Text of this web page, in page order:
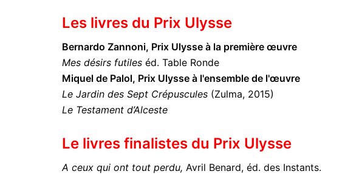
Les livres du Prix Ulysse
Bernardo Zannoni, Prix Ulysse à la première œuvre
Mes désirs futiles éd. Table Ronde
Miquel de Palol, Prix Ulysse à l'ensemble de l'œuvre
Le Jardin des Sept Crépuscules (Zulma, 2015)
Le Testament d’Alceste
Le livres finalistes du Prix Ulysse
A ceux qui ont tout perdu, Avril Benard, éd. des Instants.